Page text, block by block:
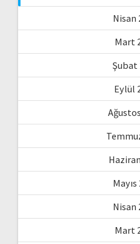
Nisan
Mart
Şubat
Eylül
Mayıs
Nisan
Mart